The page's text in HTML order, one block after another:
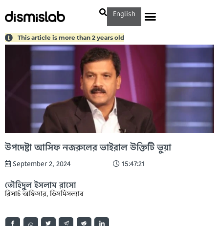
English
This article is more than 2 years old
উপদেষ্টা আসিফ নজরুলের ভাইরাল উক্তিটি ভুয়া
September 2, 2024 15:47:21
তৌহিদুল ইসলাম রাসো
রিসার্চ অফিসার, ডিসমিসল্যাব